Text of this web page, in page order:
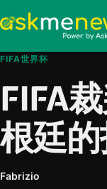
FIFA世界杯
FIFA
根廷
Fabrizio